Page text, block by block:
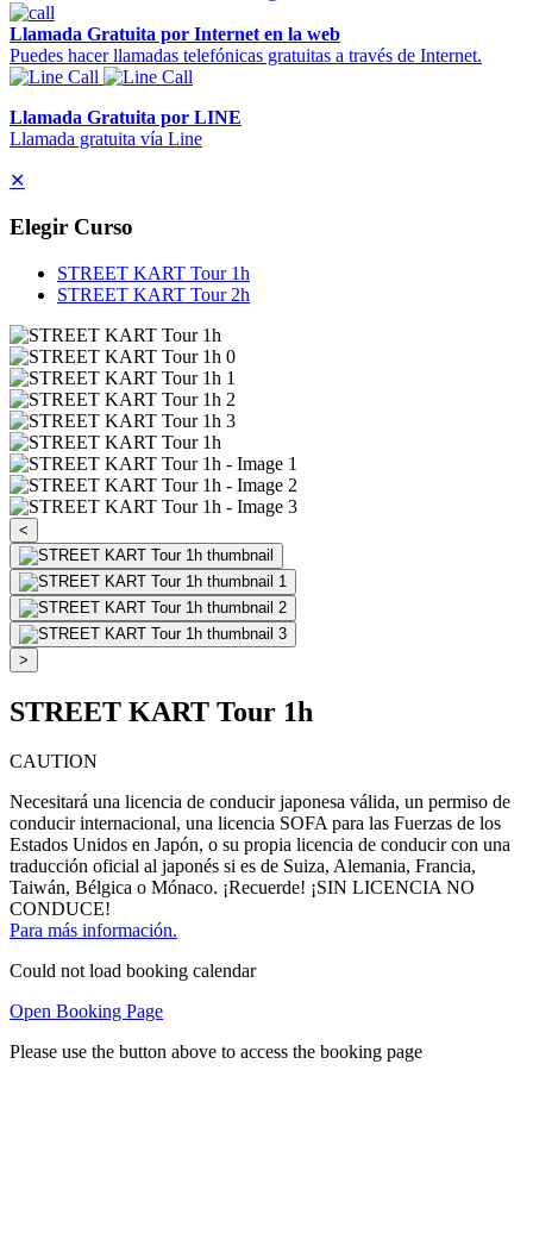
Llamada Gratuita por Internet en la web
Puedes hacer llamadas telefónicas gratuitas a través de Internet.
Llamada Gratuita por LINE
Llamada gratuita vía Line
✕
Elegir Curso
STREET KART Tour 1h
STREET KART Tour 2h
<
>
STREET KART Tour 1h
CAUTION
Necesitará una licencia de conducir japonesa válida, un permiso de
conducir internacional, una licencia SOFA para las Fuerzas de los
Estados Unidos en Japón, o su propia licencia de conducir con una
traducción oficial al japonés si es de Suiza, Alemania, Francia,
Taiwán, Bélgica o Mónaco. ¡Recuerde! ¡SIN LICENCIA NO
CONDUCE!
Para más información.
Could not load booking calendar
Open Booking Page
Please use the button above to access the booking page